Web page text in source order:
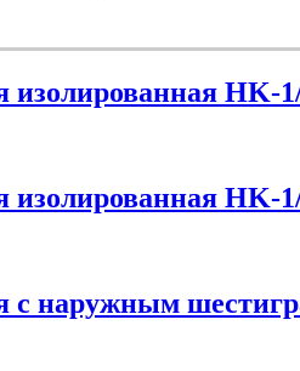
изолированная HK-
изолированная HK-
с наружным